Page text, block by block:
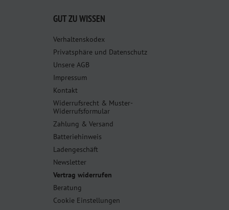
GUT ZU WISSEN
Verhaltenskodex
Privatsphäre und Datenschutz
Unsere AGB
Impressum
Kontakt
Widerrufsrecht & Muster-
Widerrufsformular
Zahlung & Versand
Batteriehinweis
Ladengeschäft
Newsletter
Vertrag widerrufen
Beratung
Cookie Einstellungen